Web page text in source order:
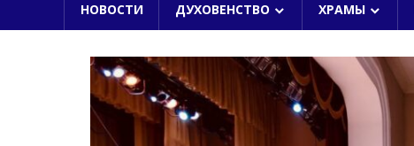
НОВОСТИ ДУХОВЕНСТВО ХРАМЫ